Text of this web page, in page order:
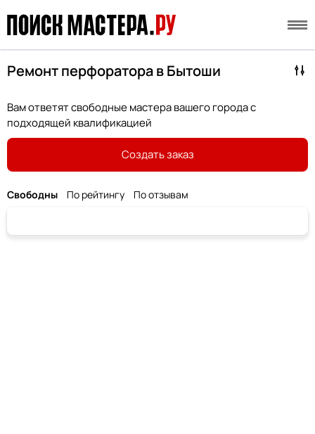
Ремонт перфоратора в Бытоши
Вам ответят свободные мастера вашего города с
подходящей квалификацией
Создать заказ
Свободны По рейтингу По отзывам